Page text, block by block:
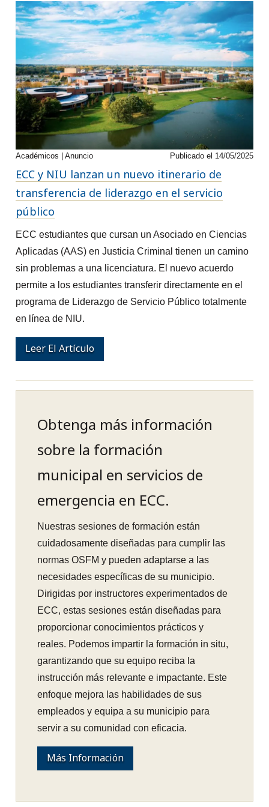
de edificios y búsqueda y
salvamento
En el programa podrá aprender a evacuar zonas
afectadas, contener un derrame químico o un incendio y
mitigar peligros. La construcción y el diseño de las
estructuras son factores clave a la hora de inspeccionar
edificios, planificar previamente operaciones contra
incendios y actuar en emergencias, lo que permite
adquirir experiencia práctica.
Académicos | Anuncio Publicado el 14/05/2025
ECC y NIU lanzan un nuevo itinerario de
transferencia de liderazgo en el servicio
público
ECC estudiantes que cursan un Asociado en Ciencias
Aplicadas (AAS) en Justicia Criminal tienen un camino
sin problemas a una licenciatura. El nuevo acuerdo
permite a los estudiantes transferir directamente en el
programa de Liderazgo de Servicio Público totalmente
en línea de NIU.
Leer El Artículo
Obtenga más información
sobre la formación
municipal en servicios de
emergencia en ECC.
Nuestras sesiones de formación están
cuidadosamente diseñadas para cumplir las
normas OSFM y pueden adaptarse a las
necesidades específicas de su municipio.
Dirigidas por instructores experimentados de
ECC, estas sesiones están diseñadas para
proporcionar conocimientos prácticos y
reales. Podemos impartir la formación in situ,
garantizando que su equipo reciba la
instrucción más relevante e impactante. Este
enfoque mejora las habilidades de sus
empleados y equipa a su municipio para
servir a su comunidad con eficacia.
Más Información